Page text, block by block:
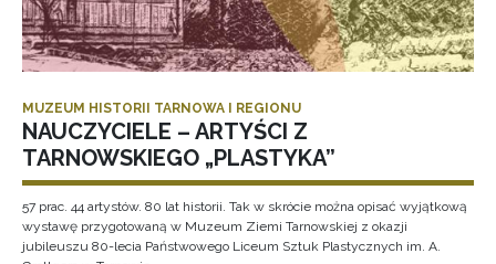
MUZEUM HISTORII TARNOWA I REGIONU
NAUCZYCIELE – ARTYŚCI Z
TARNOWSKIEGO „PLASTYKA”
57 prac. 44 artystów. 80 lat historii. Tak w skrócie można opisać wyjątkową
wystawę przygotowaną w Muzeum Ziemi Tarnowskiej z okazji
jubileuszu 80-lecia Państwowego Liceum Sztuk Plastycznych im. A.